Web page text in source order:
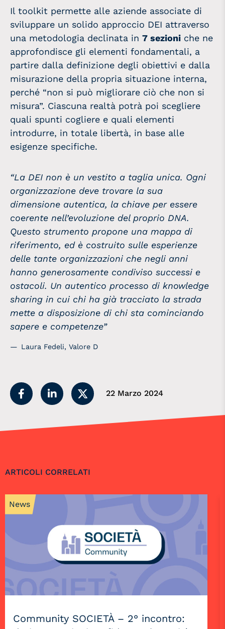
Il toolkit permette alle aziende associate di
sviluppare un solido approccio DEI attraverso
una metodologia declinata in 7 sezioni che ne
approfondisce gli elementi fondamentali, a
partire dalla definizione degli obiettivi e dalla
misurazione della propria situazione interna,
perché “non si può migliorare ciò che non si
misura”. Ciascuna realtà potrà poi scegliere
quali spunti cogliere e quali elementi
introdurre, in totale libertà, in base alle
esigenze specifiche.
“La DEI non è un vestito a taglia unica. Ogni
organizzazione deve trovare la sua
dimensione autentica, la chiave per essere
coerente nell’evoluzione del proprio DNA.
Questo strumento propone una mappa di
riferimento, ed è costruito sulle esperienze
delle tante organizzazioni che negli anni
hanno generosamente condiviso successi e
ostacoli. Un autentico processo di knowledge
sharing in cui chi ha già tracciato la strada
mette a disposizione di chi sta cominciando
sapere e competenze”
Laura Fedeli, Valore D
22 Marzo 2024
ARTICOLI CORRELATI
News
Community SOCIETÀ – 2° incontro: